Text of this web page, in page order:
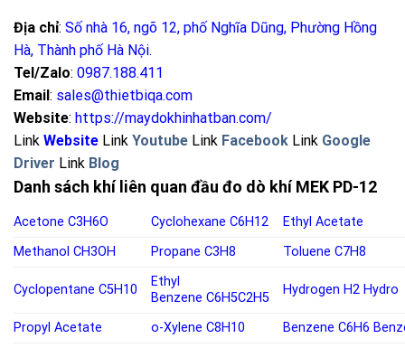
Địa chỉ: Số nhà 16, ngõ 12, phố Nghĩa Dũng, Phường Hồng
Hà, Thành phố Hà Nội.
Tel/Zalo: 0987.188.411
Email: sales@thietbiqa.com
Website: https://maydokhinhatban.com/
Link Website Link Youtube Link Facebook Link Google
Driver Link Blog
Danh sách khí liên quan đầu đo dò khí MEK PD-12
Acetone C3H6O Cyclohexane C6H12
Ethyl Acetate
Methanol CH3OH Propane C3H8 Toluene C7H8
Cyclopentane C5H10
Ethyl
Benzene C6H5C2H5
Hydrogen H2 Hydro
Propyl Acetate o-Xylene C8H10 Benzene C6H6